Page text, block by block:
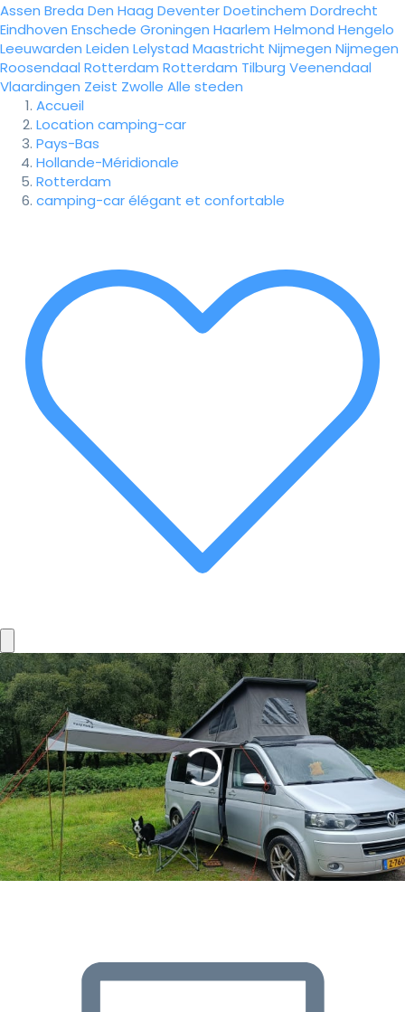
Assen Breda Den Haag DeventerDoetinchem Dordrecht
Eindhoven Enschede Groningen Haarlem Helmond Hengelo
Leeuwarden Leiden Lelystad Maastricht Nijmegen Nijmegen
Roosendaal Rotterdam Rotterdam Tilburg Veenendaal
Vlaardingen Zeist Zwolle Alle steden
Accueil
Location camping-car
Pays-Bas
Hollande-Méridionale
Rotterdam
camping-car élégant et confortable